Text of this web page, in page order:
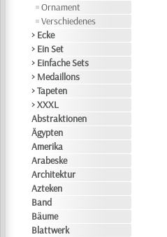
Ornament
Verschiedenes
> Ecke
> Ein Set
> Einfache Sets
> Medaillons
> Tapeten
> XXXL
Abstraktionen
Ägypten
Amerika
Arabeske
Architektur
Azteken
Band
Bäume
Blattwerk